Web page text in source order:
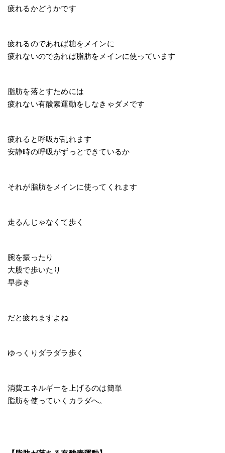
疲れるかどうかです
疲れるのであれば糖をメインに
疲れないのであれば脂肪をメインに使っています
脂肪を落とすためには
疲れない有酸素運動をしなきゃダメです
疲れると呼吸が乱れます
安静時の呼吸がずっとできているか
それが脂肪をメインに使ってくれます
走るんじゃなくて歩く
腕を振ったり
大股で歩いたり
早歩き
だと疲れますよね
ゆっくりダラダラ歩く
消費エネルギーを上げるのは簡単
脂肪を使っていくカラダへ。